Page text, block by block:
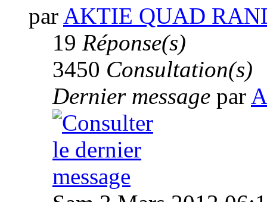
par AKTIE QUAD
19 Réponse(s)
3450 Consultation(s)
Dernier message par